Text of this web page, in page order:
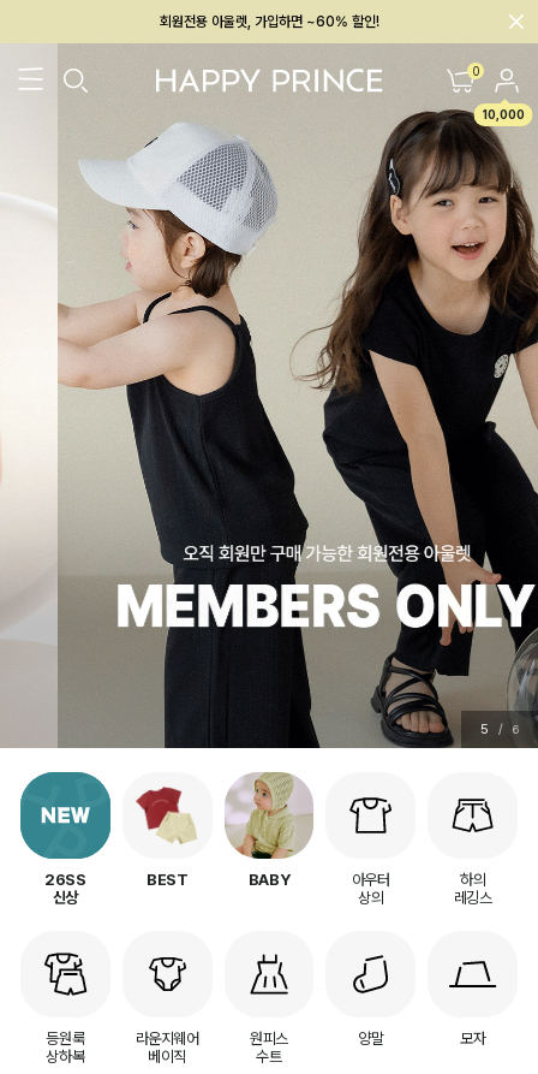
회원전용 아울렛, 가입하면 ~60% 할인!
멤버십 최대 28,000원 혜택 0
10,000
BEST BABY[6~12M] 아우터/상의 하의/레깅스
5 / 6
26SS
신상
BEST BABY
아우터
상의
하의
레깅스
등원룩
상하복
라운지웨어
베이직
원피스
수트
양말 모자